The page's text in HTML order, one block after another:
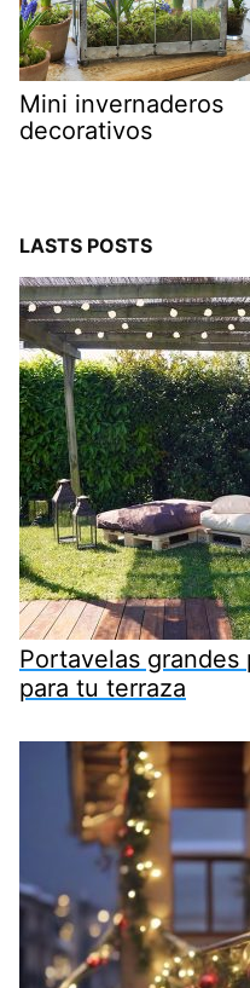
Mini invernaderos
decorativos
LASTS POSTS
Portavelas grandes
para tu terraza